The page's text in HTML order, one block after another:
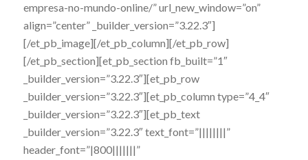
empresa-no-mundo-online/” url_new_window=”on”
align=”center” _builder_version=”3.22.3″]
[/et_pb_image][/et_pb_column][/et_pb_row]
[/et_pb_section][et_pb_section fb_built=”1″
_builder_version=”3.22.3″][et_pb_row
_builder_version=”3.22.3″][et_pb_column type=”4_4″
_builder_version=”3.22.3″][et_pb_text
_builder_version=”3.22.3″ text_font=”||||||||”
header_font=”|800|||||||”